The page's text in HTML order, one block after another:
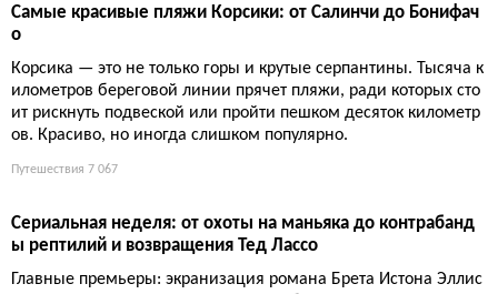
обще нельзя смотреть. Спасти глаза могут только сертифицир
ованные очки ISO 12312-2, которые иногда раздают бесплатн
о — если успеете.
Новости 4 918